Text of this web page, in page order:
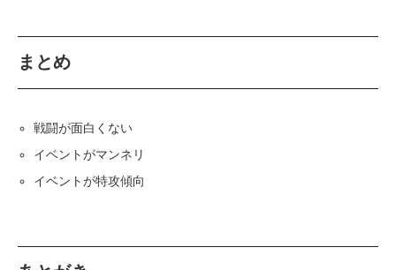
まとめ
戦闘が面白くない
イベントがマンネリ
イベントが特攻傾向